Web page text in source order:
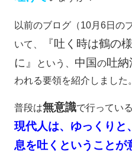
以前のブログ（10月6日の
いて、
『吐く時は鶴の
に』
という、 中国の吐納
われる要領を紹介しました。
普段は無意識で行っている
現代人は、ゆっくりと
息を吐くということが